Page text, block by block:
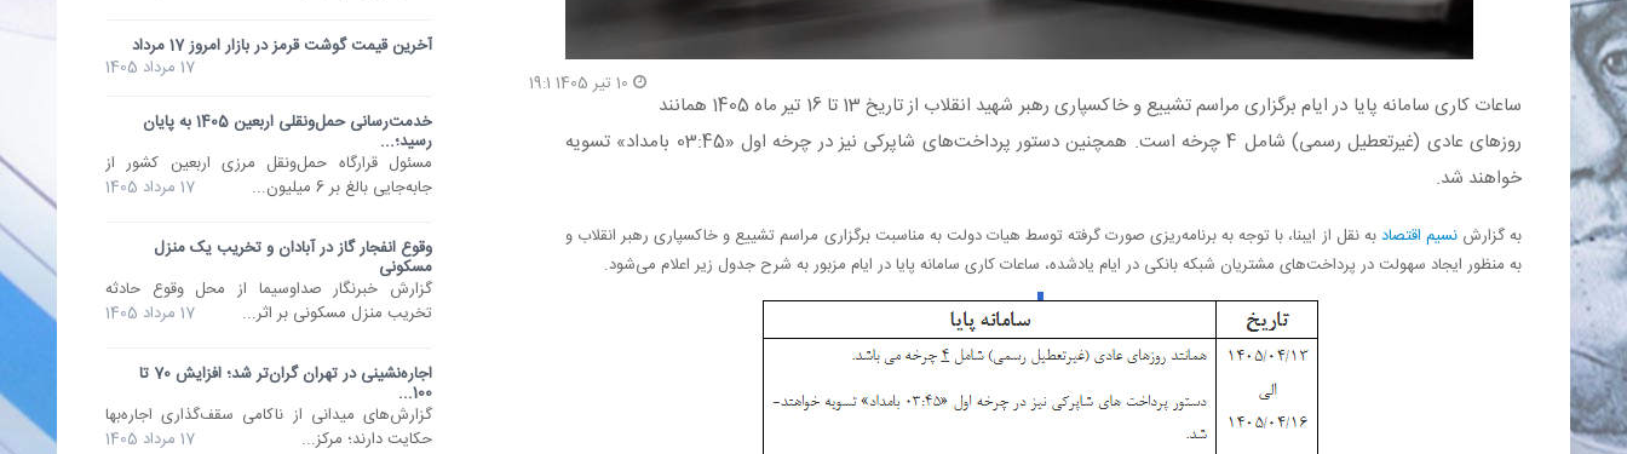
آخرین قیمت گوشت قرمز در بازار امروز 17 مرداد
17 مرداد 1405
خدمت‌رسانی حمل‌ونقلی اربعین 1405 به پایان
رسید؛...
مسئول قرارگاه حمل‌ونقل مرزی اربعین کشور از
جابه‌جایی بالغ بر 6 میلیون...
17 مرداد 1405
وقوع انفجار گاز در آبادان و تخریب یک منزل
مسکونی
گزارش خبرنگار صداوسیما از محل وقوع حادثه‌
تخریب منزل مسکونی بر اثر...
17 مرداد 1405
اجاره‌نشینی در تهران گران‌تر شد؛ افزایش 70 تا
100...
گزارش‌های میدانی از ناکامی سقف‌گذاری اجاره‌بها
حکایت دارند؛ مرکز...
17 مرداد 1405
ساعات کاری سامانه پایا در ایام برگزاری مراسم تشییع و خاکسپاری رهبر شهید انقلاب از تاریخ 13 تا 16 تیر ماه 1405 همانند
روز‌های عادی (غیرتعطیل رسمی) شامل 4 چرخه است. همچنین دستور پرداخت‌های شاپرکی نیز در چرخه اول «03:45 بامداد» تسویه
خواهند شد.
به گزارشنسیم اقتصادبه نقل از ایبنا، با توجه به برنامه‌ریزی صورت گرفته توسط هیات دولت به مناسبت برگزاری مراسم تشییع و خاکسپاری رهبر انقلاب و
به منظور ایجاد سهولت در پرداخت‌های مشتریان شبکه بانکی در ایام یادشده، ساعات کاری سامانه پایا در ایام مزبور به شرح جدول زیر اعلام می‌شود.